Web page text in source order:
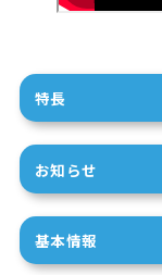
特長
お知らせ
基本情報